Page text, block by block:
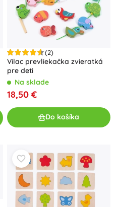
(2)
Vilac prevliekačka zvieratká
pre deti
Na sklade
18,50 €
Do košíka